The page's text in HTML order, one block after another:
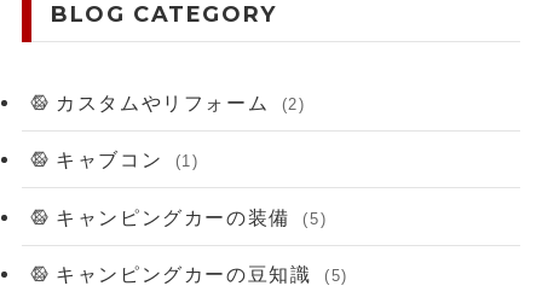
BLOG CATEGORY
カスタムやリフォーム (2)
キャブコン (1)
キャンピングカーの装備 (5)
キャンピングカーの豆知識 (5)